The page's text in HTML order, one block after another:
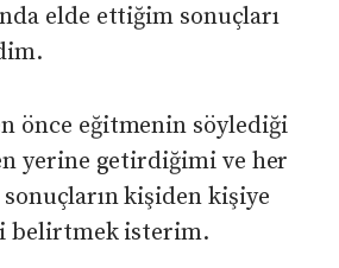
elde ettiğim sonuçları
önce eğitmenin söylediği
yerine getirdiğimi ve her
kişiden kişiye
belirtmek isterim.